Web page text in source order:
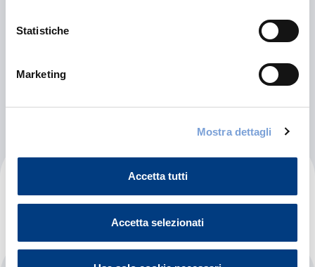
Statistiche
Marketing
Mostra dettagli
Accetta tutti
Accetta selezionati
Indicazioni
Aberdeen Hospital